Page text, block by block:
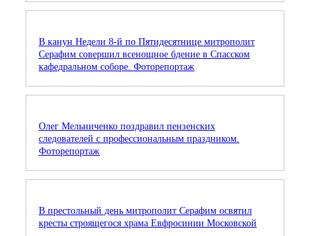
В канун Недели 8-й по Пятидесятнице митрополит
Серафим совершил всенощное бдение в Спасском
кафедральном соборе. Фоторепортаж
Олег Мельниченко поздравил пензенских
следователей с профессиональным праздником.
Фоторепортаж
В престольный день митрополит Серафим освятил
кресты строящегося храма Евфросинии Московской